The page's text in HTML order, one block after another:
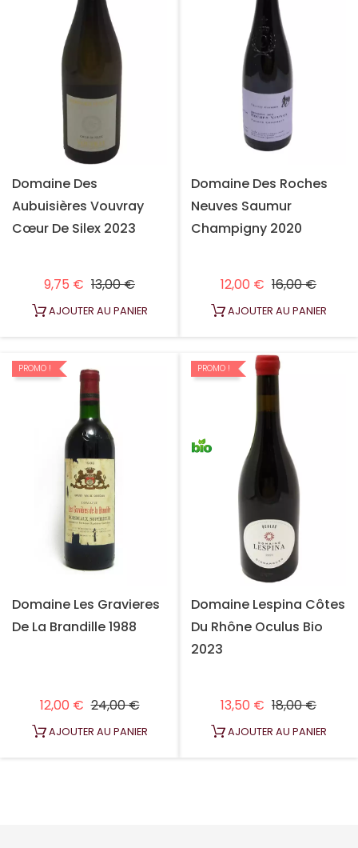
Domaine Des
Aubuisières Vouvray
Cœur De Silex 2023
9,75 € Prix habituel
13,00 €Prix
AJOUTER AU PANIER
Domaine Des Roches
Neuves Saumur
Champigny 2020
12,00 € Prix habituel
16,00 €Prix
AJOUTER AU PANIER
PROMO !
Domaine Les Gravieres
De La Brandille 1988
12,00 € Prix habituel
24,00 €Prix
AJOUTER AU PANIER
PROMO !
Domaine Lespina Côtes
Du Rhône Oculus Bio
2023
13,50 € Prix habituel
18,00 €Prix
AJOUTER AU PANIER